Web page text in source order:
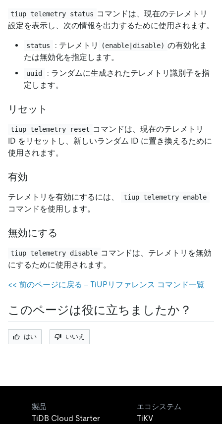
tiup telemetry status コマンドは、現在のテレメトリ
設定を表示し、次の情報を出力するために使用されます。
status : テレメトリ (enable|disable) の有効化ま
たは無効化を指定します。
uuid
: ランダムに生成されたテレメトリ識別子を指
定します。
リセット
tiup telemetry reset コマンドは、現在のテレメトリ
ID をリセットし、新しいランダム ID に置き換えるために
使用されます。
有効
テレメトリを有効にするには、 tiup telemetry enable
コマンドを使用します。
無効にする
tiup telemetry disable コマンドは、テレメトリを無効
にするために使用されます。
<< 前のページに戻る - TiUPリファレンス コマンド一覧
このページは役に立ちましたか？
はい いいえ
製品
TiDB Cloud Starter
エコシステム
TiKV